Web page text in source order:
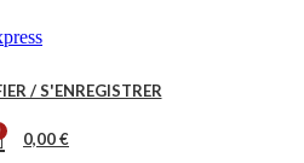
/ S'ENREGISTRER
0,00€